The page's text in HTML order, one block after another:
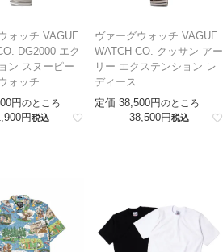
ォッチ VAGUE
DG2000 エク
ン スヌーピー
ォッチ
のところ
税込
ヴァーグウォッチ VAGUE
WATCH CO. クッサン アー
リー エクステンション レ
ディース
定価 38,500 のところ
38,500 税込